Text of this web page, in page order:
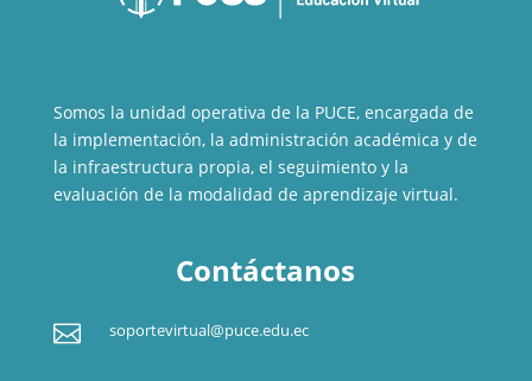
Somos la unidad operativa de la PUCE, encargada de
la implementación, la administración académica y de
la infraestructura propia, el seguimiento y la
evaluación de la modalidad de aprendizaje virtual.
Contáctanos
 soportevirtual@puce.edu.ec